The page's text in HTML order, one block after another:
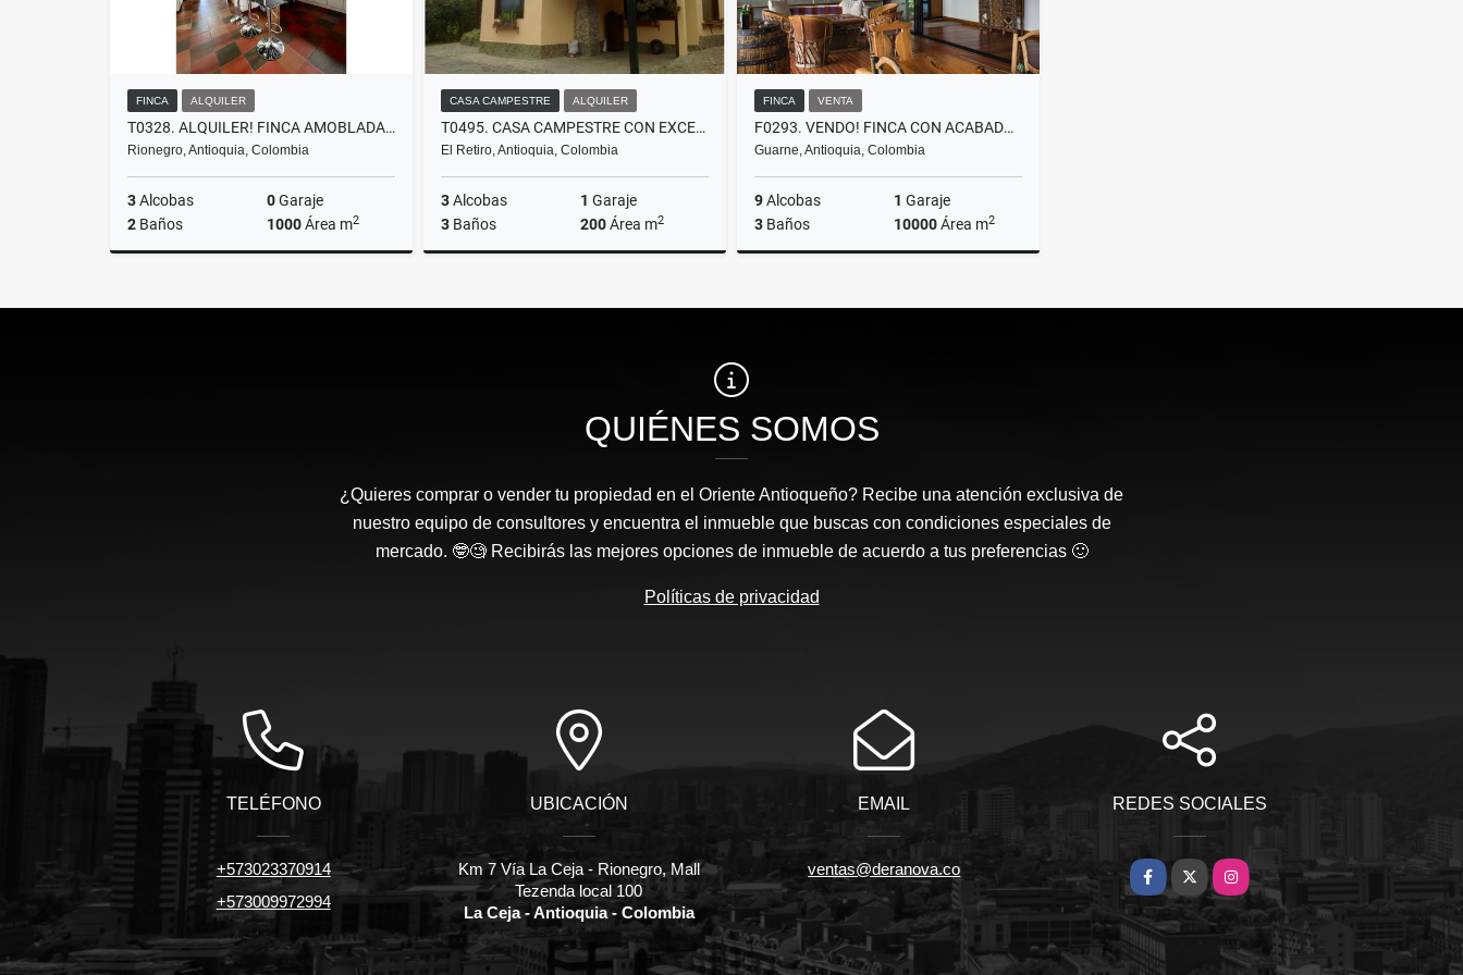
FINCA ALQUILER
T0328. ALQUILER! FINCA AMOBLADA EN EL SECTOR DEL AEROPUERTO
Rionegro, Antioquia, Colombia
3Alcobas 0Garaje
2 Baños 1000Área m2
$5.500.000
CASA CAMPESTRE ALQUILER
T0495. CASA CAMPESTRE CON EXCELENTES ESPACIOS EN EL RETIRO ANTIOQUIA
El Retiro, Antioquia, Colombia
3Alcobas 1 Garaje
3 Baños 200Área m2
$4.800.000
FINCA VENTA
F0293. VENDO! FINCA CON ACABADOS DE LUJO Y SECTOR EN GUARNE
Guarne, Antioquia, Colombia
9Alcobas 1 Garaje
3 Baños 10000Área m2
$3.000.000.000
QUIÉNES SOMOS
¿Quieres comprar o vender tu propiedad en el Oriente Antioqueño? Recibe una atención exclusiva de
nuestro equipo de consultores y encuentra el inmueble que buscas con condiciones especiales de
mercado. 🤓🧐 Recibirás las mejores opciones de inmueble de acuerdo a tus preferencias 🙂
Políticas de privacidad
TELÉFONO
+573023370914
+573009972994
UBICACIÓN
Km 7 Vía La Ceja - Rionegro, Mall
Tezenda local 100
La Ceja - Antioquia - Colombia
EMAIL
ventas@deranova.co
REDES SOCIALES
Facebook
X Instagram